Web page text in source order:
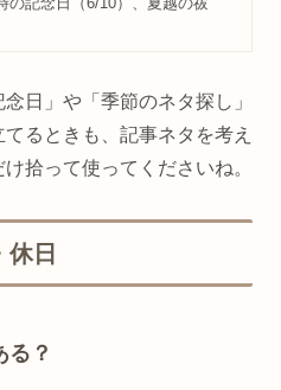
日」や「季節のネタ探し」
るときも、記事ネタを考え
拾って使ってくださいね。
日
る？